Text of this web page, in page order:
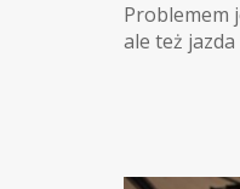
Problemem
ale też